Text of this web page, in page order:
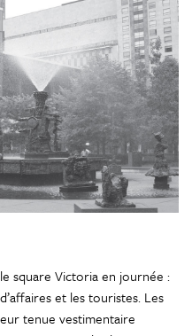
square Victoria en journée :
et les touristes. Les
tenue vestimentaire